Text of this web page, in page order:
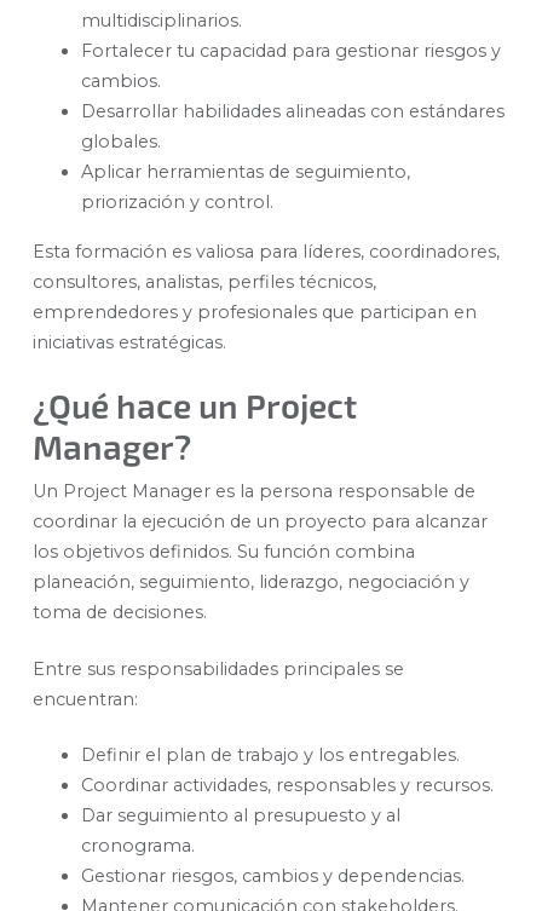
multidisciplinarios.
Fortalecer tu capacidad para gestionar riesgos y
cambios.
Desarrollar habilidades alineadas con estándares
globales.
Aplicar herramientas de seguimiento,
priorización y control.
Esta formación es valiosa para líderes, coordinadores,
consultores, analistas, perfiles técnicos,
emprendedores y profesionales que participan en
iniciativas estratégicas.
¿Qué hace un Project
Manager?
Un Project Manager es la persona responsable de
coordinar la ejecución de un proyecto para alcanzar
los objetivos definidos. Su función combina
planeación, seguimiento, liderazgo, negociación y
toma de decisiones.
Entre sus responsabilidades principales se
encuentran:
Definir el plan de trabajo y los entregables.
Coordinar actividades, responsables y recursos.
Dar seguimiento al presupuesto y al
cronograma.
Gestionar riesgos, cambios y dependencias.
Mantener comunicación con stakeholders.